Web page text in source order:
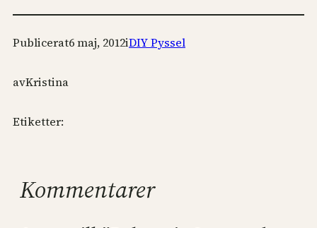
Publicerat6 maj, 2012iDIY Pyssel
avKristina
Etiketter:
Kommentarer